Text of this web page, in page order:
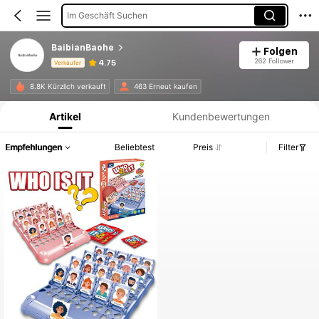
Im Geschäft Suchen
BaibianBaohe
Verkäufer 4.75
Folgen
262 Follower
8.8K Kürzlich verkauft 463 Erneut kaufen
Produktinformation: Preisangabe, Verkaufs- und Lagerbestandsdetails.
Artikel Kundenbewertungen
Empfehlungen Beliebtest Preis Filter